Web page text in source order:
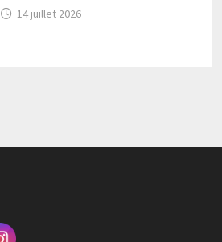
14 juillet 2026